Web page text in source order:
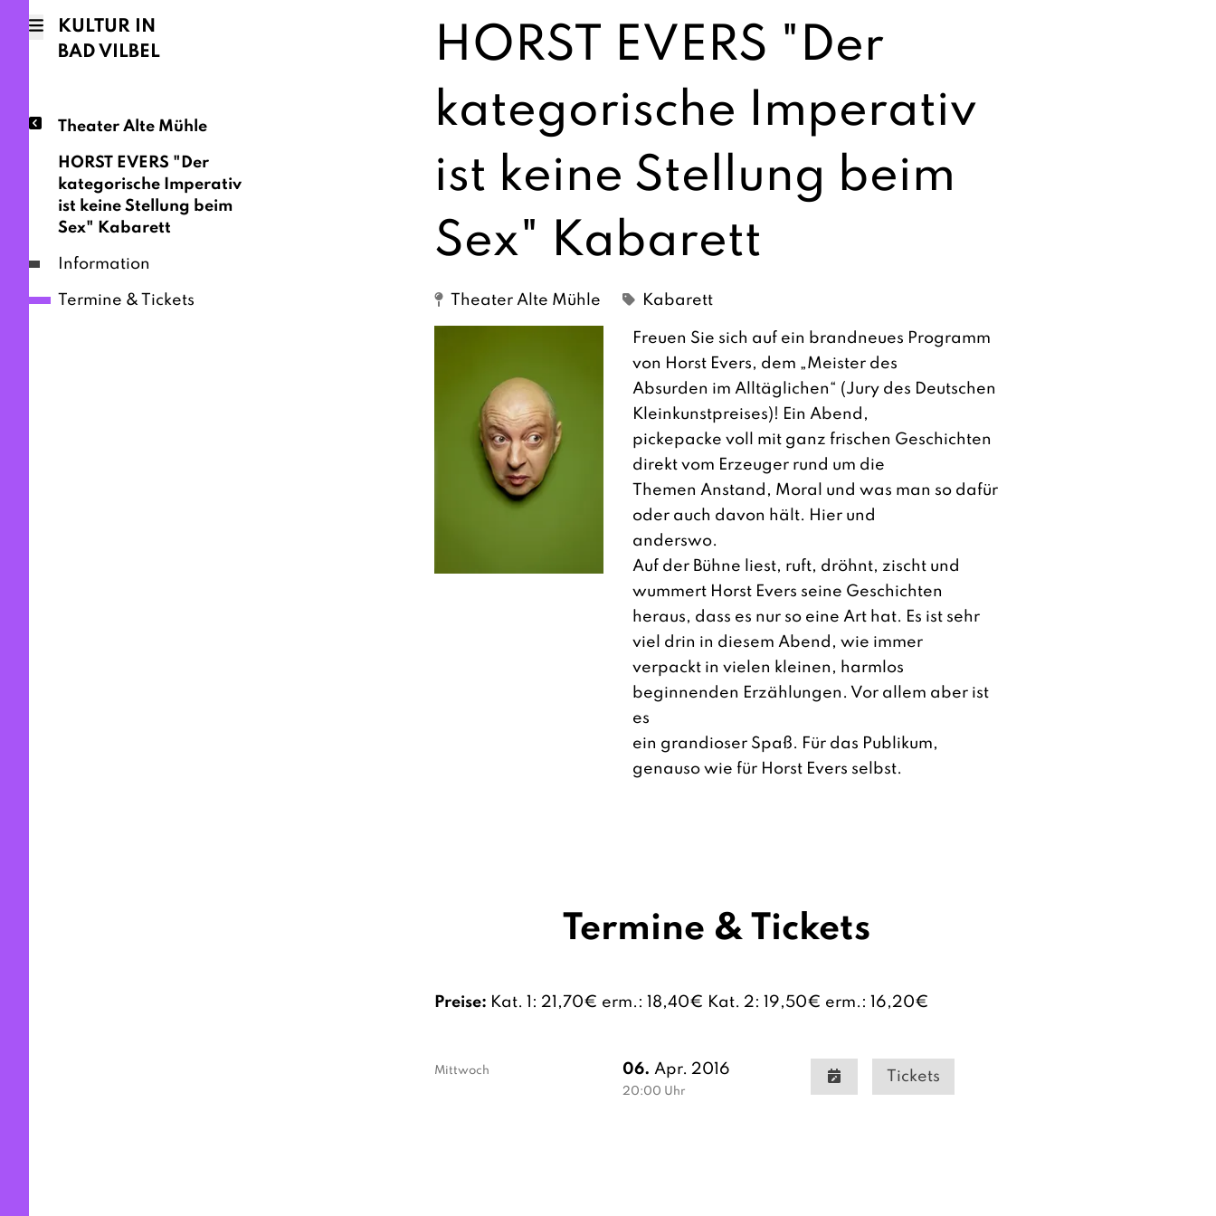
KULTUR IN
BAD VILBEL
Theater Alte Mühle
HORST EVERS "Der
kategorische Imperativ
ist keine Stellung beim
Sex" Kabarett
Information
Termine & Tickets
HORST EVERS "Der
kategorische Imperativ
ist keine Stellung beim
Sex" Kabarett
Theater Alte Mühle Kabarett
Freuen Sie sich auf ein brandneues Programm
von Horst Evers, dem „Meister des
Absurden im Alltäglichen“ (Jury des Deutschen
Kleinkunstpreises)! Ein Abend,
pickepacke voll mit ganz frischen Geschichten
direkt vom Erzeuger rund um die
Themen Anstand, Moral und was man so dafür
oder auch davon hält. Hier und
anderswo.
Auf der Bühne liest, ruft, dröhnt, zischt und
wummert Horst Evers seine Geschichten
heraus, dass es nur so eine Art hat. Es ist sehr
viel drin in diesem Abend, wie immer
verpackt in vielen kleinen, harmlos
beginnenden Erzählungen. Vor allem aber ist
es
ein grandioser Spaß. Für das Publikum,
genauso wie für Horst Evers selbst.
Termine & Tickets
Preise: Kat. 1: 21,70€ erm.: 18,40€ Kat. 2: 19,50€ erm.: 16,20€
Mittwoch 06. Apr. 2016
20:00 Uhr
Tickets